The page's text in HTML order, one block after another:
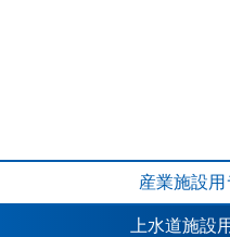
産業施設用
上水道施設用